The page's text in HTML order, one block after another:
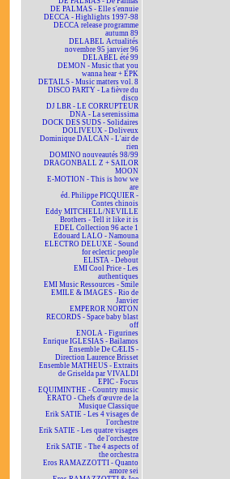
DE PALMAS - Elle s'ennuie
DECCA - Highlights 1997-98
DECCA release programme
autumn 89
DELABEL Actualités
novembre 95 janvier 96
DELABEL été 99
DEMON - Music that you
wanna hear + EPK
DETAILS - Music matters vol. 8
DISCO PARTY - La fièvre du
disco
DJ LBR - LE CORRUPTEUR
DNA - La serenissima
DOCK DES SUDS - Solidaires
DOLIVEUX - Doliveux
Dominique DALCAN - L'air de
rien
DOMINO nouveautés 98/99
DRAGONBALL Z + SAILOR
MOON
E-MOTION - This is how we
are
éd. Philippe PICQUIER -
Contes chinois
Eddy MITCHELL/NEVILLE
Brothers - Tell it like it is
EDEL Collection 96 acte 1
Edouard LALO - Namouna
ELECTRO DELUXE - Sound
for eclectic people
ELISTA - Debout
EMI Cool Price - Les
authentiques
EMI Music Ressources - Smile
EMILE & IMAGES - Rio de
Janvier
EMPEROR NORTON
RECORDS - Space baby blast
off
ENOLA - Figurines
Enrique IGLESIAS - Bailamos
Ensemble De CÆLIS -
Direction Laurence Brisset
Ensemble MATHEUS - Extraits
de Griselda par VIVALDI
EPIC - Focus
EQUIMINTHE - Country music
ERATO - Chefs d'œuvre de la
Musique Classique
Erik SATIE - Les 4 visages de
l'orchestre
Erik SATIE - Les quatre visages
de l'orchestre
Erik SATIE - The 4 aspects of
the orchestra
Eros RAMAZZOTTI - Quanto
amore sei